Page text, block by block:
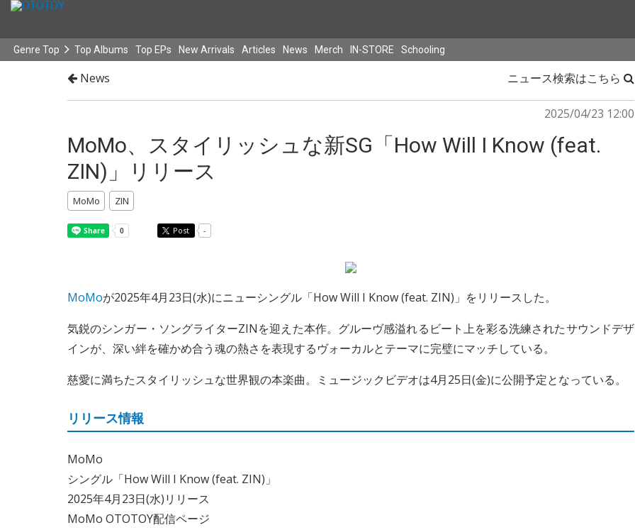
Genre Top Top Albums Top EPs New Arrivals Articles News Merch IN-STORE Schooling
News ニュース検索はこちら
2025/04/23 12:00
MoMo、スタイリッシュな新SG「How Will I Know (feat.
ZIN)」リリース
MoMo ZIN
Post -
MoMoが2025年4月23日(水)にニューシングル「How Will I Know (feat. ZIN)」をリリースした。
気鋭のシンガー・ソングライターZINを迎えた本作。グルーヴ感溢れるビート上を彩る洗練されたサウンドデザ
インが、深い絆を確かめ合う魂の熱さを表現するヴォーカルとテーマに完璧にマッチしている。
慈愛に満ちたスタイリッシュな世界観の本楽曲。ミュージックビデオは4月25日(金)に公開予定となっている。
リリース情報
MoMo
シングル「How Will I Know (feat. ZIN)」
2025年4月23日(水)リリース
MoMo OTOTOY配信ページ